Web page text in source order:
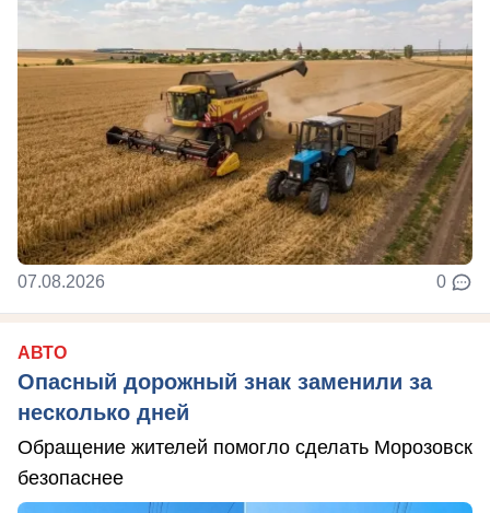
07.08.2026 0
АВТО
Опасный дорожный знак заменили за
несколько дней
Обращение жителей помогло сделать Морозовск
безопаснее